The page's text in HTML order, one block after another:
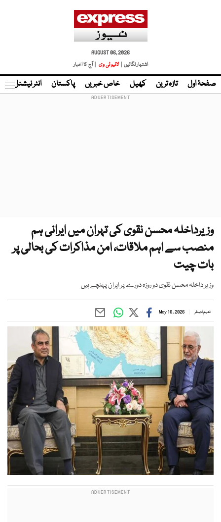
AUGUST 06, 2026
اشتہار لگائیں |
لائیو ٹی وی | آج کا اخبار
صفحۂ اول تازہ ترین کھیل خاص خبریں پاکستان انٹر نیشنل
وزیرداخلہ محسن نقوی کی تہران میں ایرانی ہم
منصب سے اہم ملاقات، امن مذاکرات کی بحالی پر
بات چیت
وزیر داخلہ محسن نقوی دو روزہ دورے پر ایران پہنچے ہیں
نعیم اصغر May 16, 2026